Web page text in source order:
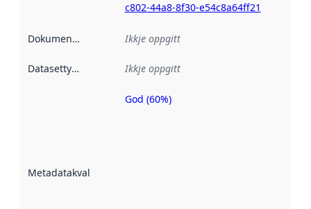
c802-44a8-8f30-e54c8a64ff21
Dokumentasjon Ikkje oppgitt
Datasettype Ikkje oppgitt
Metadatakvalitet
Metadatakvalitet
God (60%)